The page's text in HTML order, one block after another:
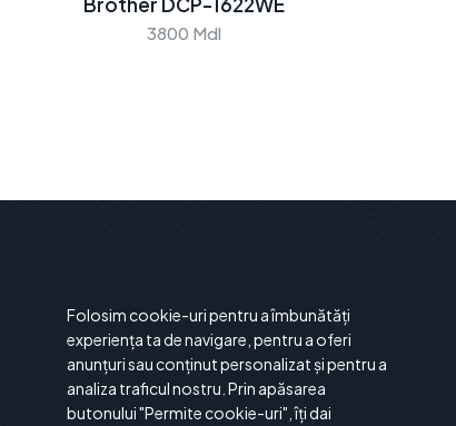
Brother DCP-1622WE
3800 Mdl
Abonează-te la newsletter-ul
nostru și vei fi la curent cu ultimele
noutăți și oferte.
Folosim cookie-uri pentru a îmbunătăți
experiența ta de navigare, pentru a oferi
anunțuri sau conținut personalizat și pentru a
analiza traficul nostru. Prin apăsarea
butonului "Permite cookie-uri", îți dai